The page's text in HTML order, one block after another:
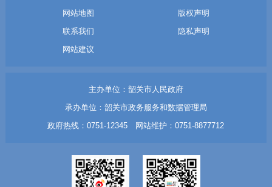
网站地图
版权声明
联系我们
隐私声明
网站建议
主办单位：韶关市人民政府
承办单位：韶关市政务服务和数据管理局
政府热线：0751-12345 网站维护：0751-8877712